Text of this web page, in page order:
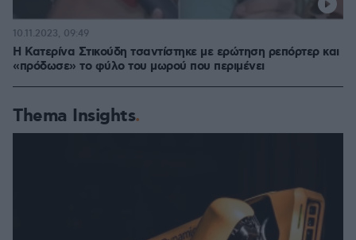
Η Κατερίνα Στικούδη τσαντίστηκε με ερώτηση ρεπόρτερ και
«πρόδωσε» το φύλο του μωρού που περιμένει
10.11.2023, 09:49
Thema Insights